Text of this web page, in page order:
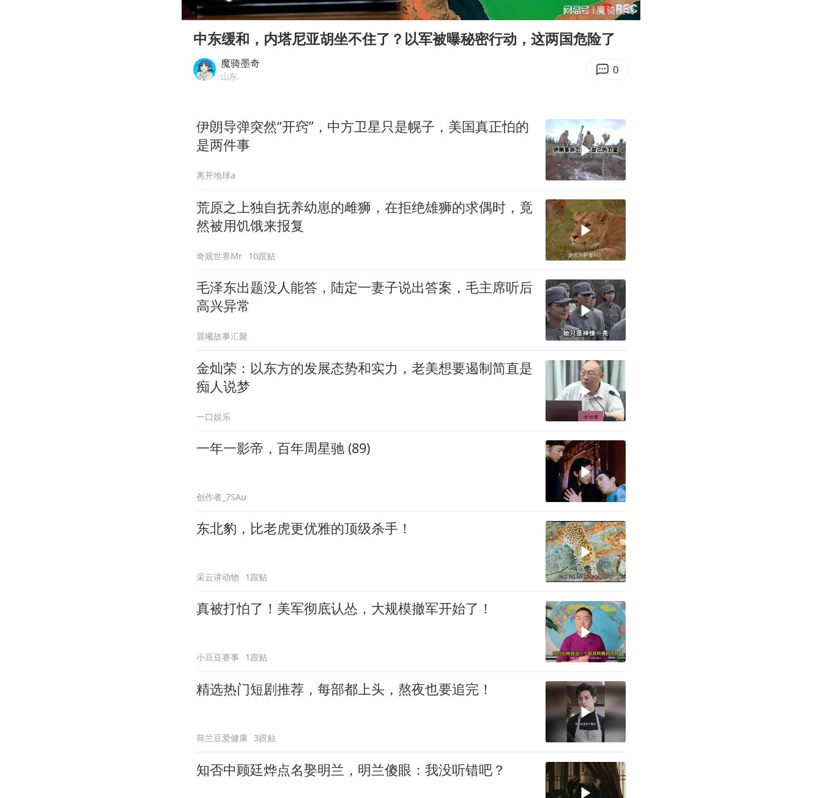
船舶避风项目停工 多地全力防台风
粉笔发布“自曝式”公开信
服务实体经济 财政金融打出组合拳
Play
00:00 10:23
Enter
中东缓和，内塔尼亚胡坐不住了？以军被曝秘密行动，这两国危险了
魔骑墨奇
山东 0
伊朗导弹突然“开窍”，中方卫星只是幌子，美国真正怕的
是两件事
离开地球a
荒原之上独自抚养幼崽的雌狮，在拒绝雄狮的求偶时，竟
然被用饥饿来报复
奇观世界Mr 10跟贴
毛泽东出题没人能答，陆定一妻子说出答案，毛主席听后
高兴异常
晨曦故事汇聚
金灿荣：以东方的发展态势和实力，老美想要遏制简直是
痴人说梦
一口娱乐
一年一影帝，百年周星驰 (89)
创作者_7SAu
东北豹，比老虎更优雅的顶级杀手！
采云讲动物 1跟贴
真被打怕了！美军彻底认怂，大规模撤军开始了！
小豆豆赛事 1跟贴
精选热门短剧推荐，每部都上头，熬夜也要追完！
荷兰豆爱健康 3跟贴
知否中顾廷烨点名娶明兰，明兰傻眼：我没听错吧？